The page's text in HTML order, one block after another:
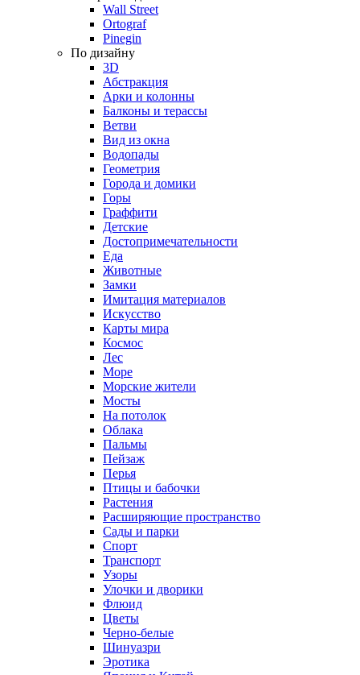
Wall Street
Ortograf
Pinegin
По дизайну
3D
Абстракция
Арки и колонны
Балконы и терассы
Ветви
Вид из окна
Водопады
Геометрия
Города и домики
Горы
Граффити
Детские
Достопримечательности
Еда
Животные
Замки
Имитация материалов
Искусство
Карты мира
Космос
Лес
Море
Морские жители
Мосты
На потолок
Облака
Пальмы
Пейзаж
Перья
Птицы и бабочки
Растения
Расширяющие пространство
Сады и парки
Спорт
Транспорт
Узоры
Улочки и дворики
Флюид
Цветы
Черно-белые
Шинуазри
Эротика